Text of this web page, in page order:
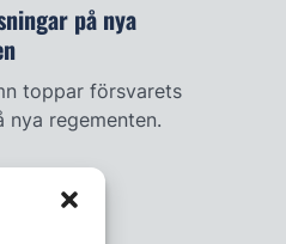
på nya
toppar försvarets
nya regementen.